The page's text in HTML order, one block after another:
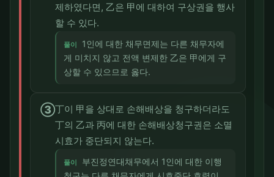
제하였다면, 乙은 甲에 대하여 구상권을 행사
할 수 있다.
풀이
1인에 대한 채무면제는 다른 채무자에
게 미치지 않고 전액 변제한 乙은 甲에게 구
상할 수 있으므로 옳다.
③丁이 甲을 상대로 손해배상을 청구하더라도
丁의 乙과 丙에 대한 손해배상청구권은 소멸
시효가 중단되지 않는다.
풀이
부진정연대채무에서 1인에 대한 이행